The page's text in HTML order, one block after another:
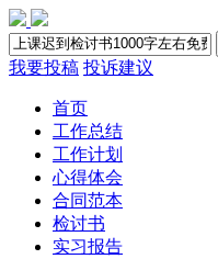
我要投稿 投诉建议
首页
工作总结
工作计划
心得体会
合同范本
检讨书
实习报告